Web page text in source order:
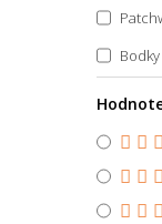
45x70
45x75
Bodky